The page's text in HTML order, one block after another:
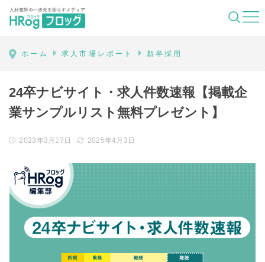
HRog | 人材業界の一歩先を照らすメディ
ホーム 求人市場レポート 新卒採用
24卒ナビサイト・求人件数速報【掲載企
業サンプルリスト無料プレゼント】
2023年3月17日 2025年4月3日